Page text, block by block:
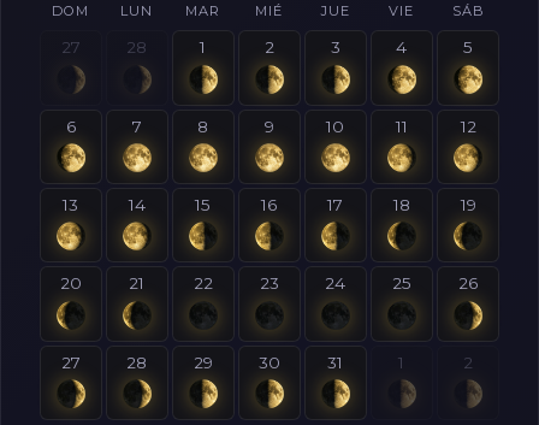
DOM LUN MAR MIÉ JUE VIE SÁB
27 28 1 2 3 4 5
6 7 8 9 10 11 12
13 14 15 16 17 18 19
20 21 22 23 24 25 26
27 28 29 30 31 1 2